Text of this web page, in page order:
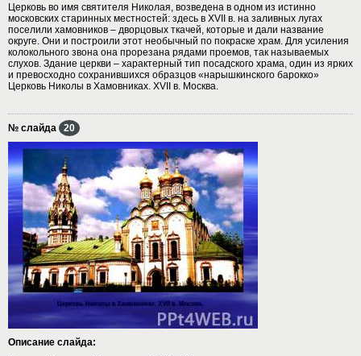
Церковь во имя святителя Николая, возведена в одном из истинно
московских старинных местностей: здесь в XVII в. на заливных лугах
поселили хамовников – дворцовых ткачей, которые и дали название
округе. Они и построили этот необычный по покраске храм. Для усиления
колокольного звона она прорезана рядами проемов, так называемых
слухов. Здание церкви – характерный тип посадского храма, один из ярких
и превосходно сохранившихся образцов «нарышкинского барокко»
Церковь Николы в Хамовниках. XVII в. Москва.
№ слайда 20
Описание слайда: